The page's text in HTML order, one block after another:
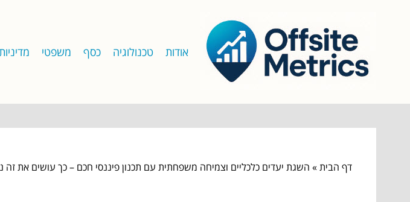
אודות טכנולוגיה כסף משפטי
דף הבית» השגת יעדים כלכליים וצמיחה משפחתית עם תכנון פיננסי חכם – כך עושים את זה